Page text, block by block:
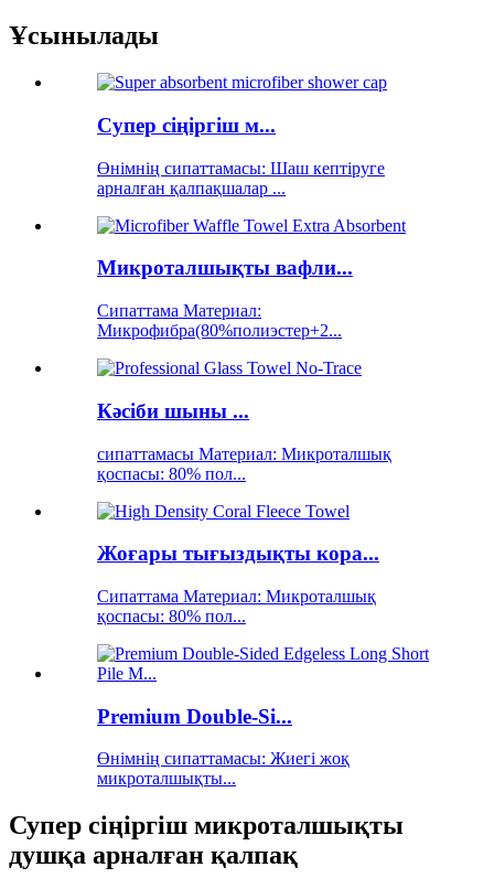
Ұсынылады
Супер сіңіргіш м...
Өнімнің сипаттамасы: Шаш кептіруге
арналған қалпақшалар ...
Микроталшықты вафли...
Сипаттама Материал:
Микрофибра(80%полиэстер+2...
Кәсіби шыны ...
сипаттамасы Материал: Микроталшық
қоспасы: 80% пол...
Жоғары тығыздықты кора...
Сипаттама Материал: Микроталшық
қоспасы: 80% пол...
Premium Double-Si...
Өнімнің сипаттамасы: Жиегі жоқ
микроталшықты...
Супер сіңіргіш микроталшықты
душқа арналған қалпақ